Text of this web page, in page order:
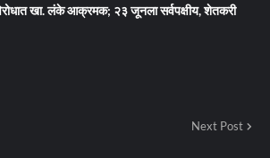
खा. लंके आक्रमक; २३ जूनला सर्वपक्षीय, शेतकरी
Next Post